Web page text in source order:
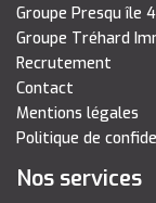
Groupe Presqu île
Groupe Tréhard
Recrutement
Contact
Mentions légales
Politique de
Nos services